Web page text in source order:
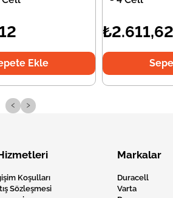
Ekle
₺2.611,62
‹ ›
Koşulları
Sözleşmesi
Markalar
Duracell
Varta